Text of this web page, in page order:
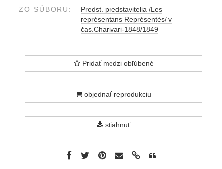
ZO SÚBORU:
Predst. predstavitelia /Les
représentans Représentés/ v
čas.Charivari-1848/1849
Pridať medzi obľúbené
objednať reprodukciu
stiahnuť